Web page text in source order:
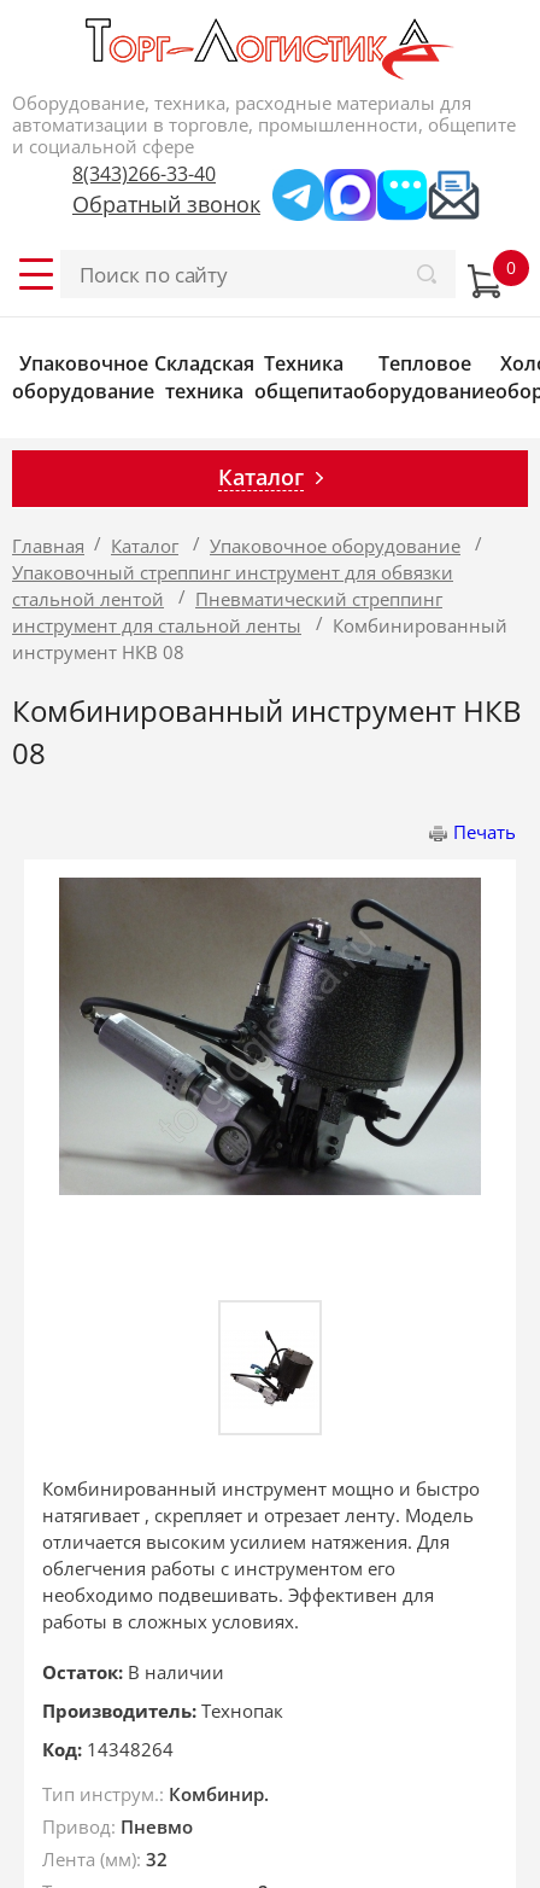
Оборудование, техника, расходные материалы для
автоматизации в торговле, промышленности, общепите
и социальной сфере
8(343)266-33-40
Обратный звонок
Упаковочное
оборудование
Складская
техника
Техника
общепита
Тепловое
оборудование
Каталог
Главная / Каталог / Упаковочное оборудование /
Упаковочный стреппинг инструмент для обвязки
стальной лентой
/ Пневматический стреппинг
инструмент для стальной ленты
/ Комбинированный
инструмент НКВ 08
Комбинированный инструмент НКВ
08
Печать
Комбинированный инструмент мощно и быстро
натягивает , скрепляет и отрезает ленту. Модель
отличается высоким усилием натяжения. Для
облегчения работы с инструментом его
необходимо подвешивать. Эффективен для
работы в сложных условиях.
Остаток: В наличии
Производитель: Технопак
Код: 14348264
Тип инструм.: Комбинир.
Привод: Пневмо
Лента (мм): 32